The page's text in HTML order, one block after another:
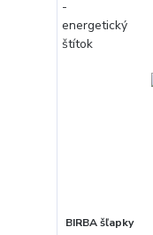
BIRBA šľapky